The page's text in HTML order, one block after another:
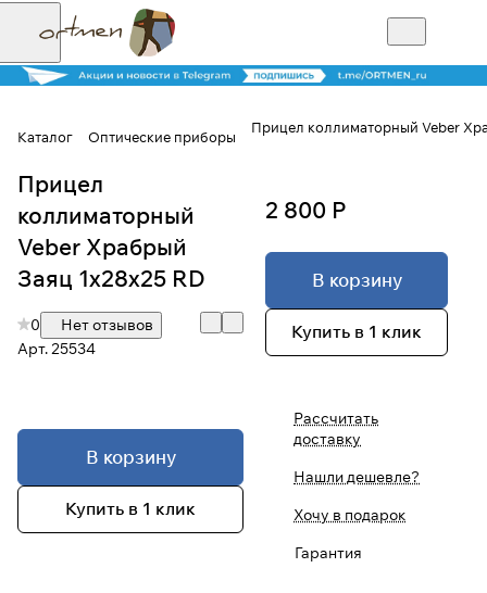
Каталог Оптические приборы
Прицел коллиматорный Veber
Прицел
коллиматорный
Veber Храбрый
Заяц 1x28x25 RD
0
Нет отзывов
Арт.25534
В корзину
Купить в 1 клик
2 800 Р
В корзину
Купить в 1 клик
Рассчитать
доставку
Нашли дешевле?
Хочу в подарок
Гарантия
Для клиентов всех банков
Разбейте
оплату на части
Сегодня
Добавляйте товары
в корзину
При оформлении заказа
выберите метод оплатыПЛАЙТ